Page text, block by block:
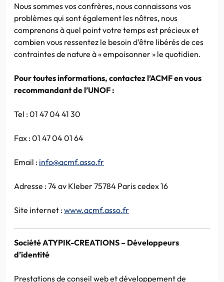
Nous sommes vos confrères, nous connaissons vos
problèmes qui sont également les nôtres, nous
comprenons à quel point votre temps est précieux et
combien vous ressentez le besoin d’être libérés de ces
contraintes de nature à « empoisonner » le quotidien.
Pour toutes informations, contactez l’ACMF en vous
recommandant de l’UNOF :
Tel : 01 47 04 41 30
Fax : 01 47 04 01 64
Email : info@acmf.asso.fr
Adresse : 74 av Kleber 75784 Paris cedex 16
Site internet :www.acmf.asso.fr
Société ATYPIK-CREATIONS – Développeurs
d’identité
Prestations de conseil web et développement de